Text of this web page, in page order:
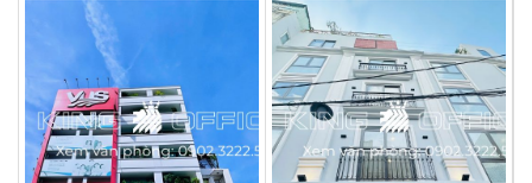
Văn phòng trọn gói Hải Âu Building full tiện ích
Một trong những thông tin quan trọng nhất mà các doanh
nghiệp quan tâm khi lựa chọn văn phòng là mức giá thuê. Văn